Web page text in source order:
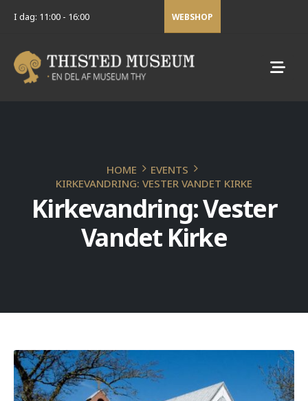
I dag: 11:00 - 16:00 WEBSHOP
HOME
EVENTS
KIRKEVANDRING: VESTER VANDET KIRKE
Kirkevandring: Vester
Vandet Kirke